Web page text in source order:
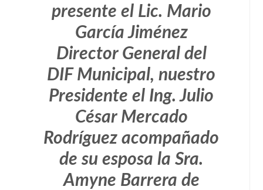
presente el Lic. Mario
García Jiménez
Director General del
DIF Municipal, nuestro
Presidente el Ing. Julio
César Mercado
Rodríguez acompañado
de su esposa la Sra.
Amyne Barrera de